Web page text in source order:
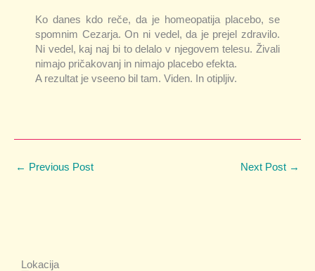
Ko danes kdo reče, da je homeopatija placebo, se
spomnim Cezarja. On ni vedel, da je prejel zdravilo.
Ni vedel, kaj naj bi to delalo v njegovem telesu. Živali
nimajo pričakovanj in nimajo placebo efekta.
A rezultat je vseeno bil tam. Viden. In otipljiv.
← Previous Post Next Post →
Lokacija